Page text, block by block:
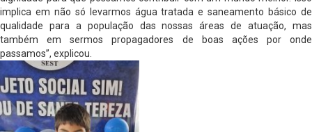
implica em não só levarmos água tratada e saneamento básico de
qualidade para a população das nossas áreas de atuação, mas
também em sermos propagadores de boas ações por onde
passamos”, explicou.